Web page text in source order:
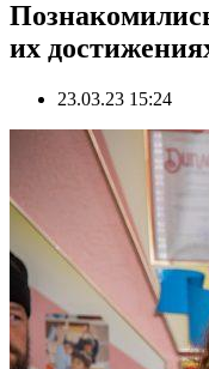
их
23.03.23 15:24